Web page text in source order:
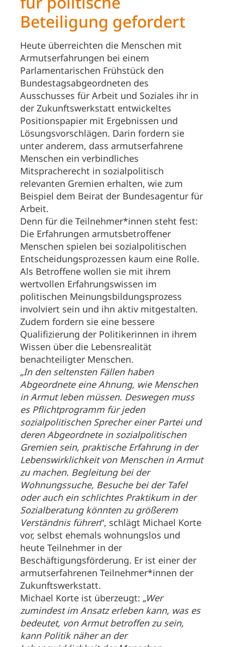
Beteiligung gefordert
Heute überreichten die Menschen mit
Armutserfahrungen bei einem
Parlamentarischen Frühstück den
Bundestagsabgeordneten des
Ausschusses für Arbeit und Soziales ihr in
der Zukunftswerkstatt entwickeltes
Positionspapier mit Ergebnissen und
Lösungsvorschlägen. Darin fordern sie
unter anderem, dass armutserfahrene
Menschen ein verbindliches
Mitspracherecht in sozialpolitisch
relevanten Gremien erhalten, wie zum
Beispiel dem Beirat der Bundesagentur für
Arbeit.
Denn für die Teilnehmer*innen steht fest:
Die Erfahrungen armutsbetroffener
Menschen spielen bei sozialpolitischen
Entscheidungsprozessen kaum eine Rolle.
Als Betroffene wollen sie mit ihrem
wertvollen Erfahrungswissen im
politischen Meinungsbildungsprozess
involviert sein und ihn aktiv mitgestalten.
Zudem fordern sie eine bessere
Qualifizierung der Politikerinnen in ihrem
Wissen über die Lebensrealität
benachteiligter Menschen.
„In den seltensten Fällen haben
Abgeordnete eine Ahnung, wie Menschen
in Armut leben müssen. Deswegen muss
es Pflichtprogramm für jeden
sozialpolitischen Sprecher einer Partei und
deren Abgeordnete in sozialpolitischen
Gremien sein, praktische Erfahrung in der
Lebenswirklichkeit von Menschen in Armut
zu machen. Begleitung bei der
Wohnungssuche, Besuche bei der Tafel
oder auch ein schlichtes Praktikum in der
Sozialberatung könnten zu größerem
Verständnis führen“, schlägt Michael Korte
vor, selbst ehemals wohnungslos und
heute Teilnehmer in der
Beschäftigungsförderung. Er ist einer der
armutserfahrenen Teilnehmer*innen der
Zukunftswerkstatt.
Michael Korte ist überzeugt: „Wer
zumindest im Ansatz erleben kann, was es
bedeutet, von Armut betroffen zu sein,
kann Politik näher an der